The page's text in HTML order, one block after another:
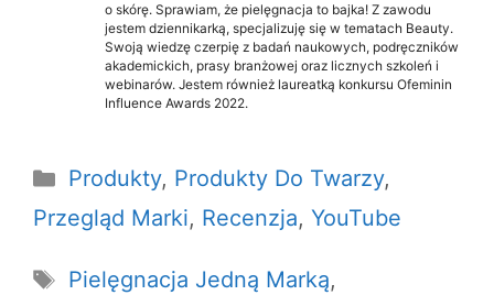
o skórę. Sprawiam, że pielęgnacja to bajka! Z zawodu
jestem dziennikarką, specjalizuję się w tematach Beauty.
Swoją wiedzę czerpię z badań naukowych, podręczników
akademickich, prasy branżowej oraz licznych szkoleń i
webinarów. Jestem również laureatką konkursu Ofeminin
Influence Awards 2022.
Kategorie
Produkty, Produkty Do Twarzy,
Przegląd Marki, Recenzja, YouTube
Tagi
Pielęgnacja Jedną Marką,